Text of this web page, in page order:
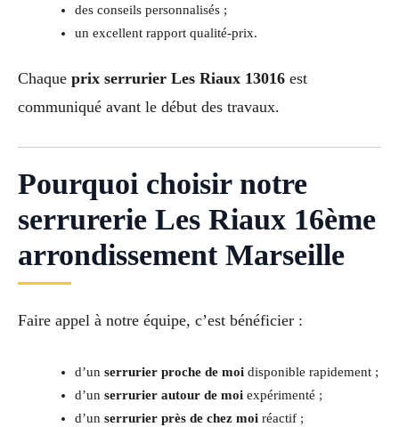
des conseils personnalisés ;
un excellent rapport qualité-prix.
Chaque prix serrurier Les Riaux 13016 est
communiqué avant le début des travaux.
Pourquoi choisir notre
serrurerie Les Riaux 16ème
arrondissement Marseille
Faire appel à notre équipe, c’est bénéficier :
d’un serrurier proche de moidisponible rapidement ;
d’un serrurier autour de moiexpérimenté ;
d’un serrurier près de chez moiréactif ;